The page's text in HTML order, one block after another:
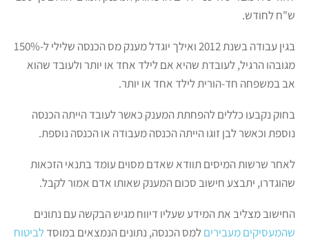
ש"ח לחודש.
בגין עבודה בשנת 2012 ואילך יוגדל מענק מס הכנסה שלילי ל-150%
מגובהו הרגיל, לעובדת שהיא אם לילד אחד או יותר ולעובד שהוא
אב במשפחה חד-הורית לילד אחד או יותר.
בחוק נקבעו כללים להפחתת המענק כאשר לעובד הייתה הכנסה
נוספת וכאשר לבן זוגו הייתה הכנסה מעבודה או הכנסה נוספת.
לאחר שרשות המיסים תוודא שאדם מסוים עומד בתנאי הזכאות
שהוגדרו, יתבצע חישוב סכום המענק שאותו אדם אמור לקבל.
החישוב מצליב את המידע שעליו דיווח מגיש הבקשה עם נתונים
שהמעסיקים מעביריםלמס הכנסה, נתונים הנמצאים במוסדלביטוח